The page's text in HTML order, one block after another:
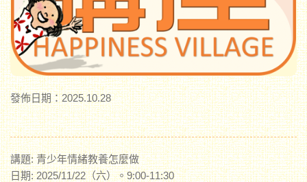
發佈日期：2025.10.28
講題: 青少年情緒教養怎麼做
日期: 2025/11/22（六）。9:00-11:30